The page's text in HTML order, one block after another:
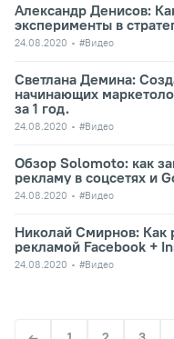
Александр Денисов:
эксперименты в
24.08.2020 #Видео
Светлана Демина:
начинающих
за 1 год.
24.08.2020 #Видео
Обзор Solomoto: как
рекламу в соцсетях и
24.08.2020 #Видео
Николай Смирнов: Как
рекламой Facebook +
24.08.2020 #Видео